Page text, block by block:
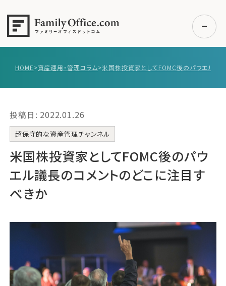
事例紹介
エキスパート一覧
無料講座
コラム
利用者の声
運営会社
ファミリーオフィスとは
HOME>資産運用・管理コラム>
投稿日: 2022.01.26
超保守的な資産管理チャンネル
米国株投資家としてFOMC後のパウ
エル議長のコメントのどこに注目す
べきか